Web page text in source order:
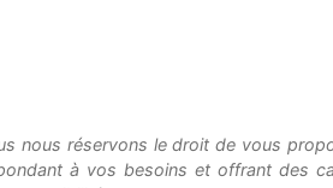
nous réservons le droit de vous
à vos besoins et offrant des